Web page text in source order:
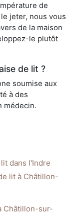
de
jeter, nous vous
de la maison
le plutôt
de lit ?
soumise aux
à des
médecin.
dans l'Indre
lit à Châtillon-
Châtillon-sur-